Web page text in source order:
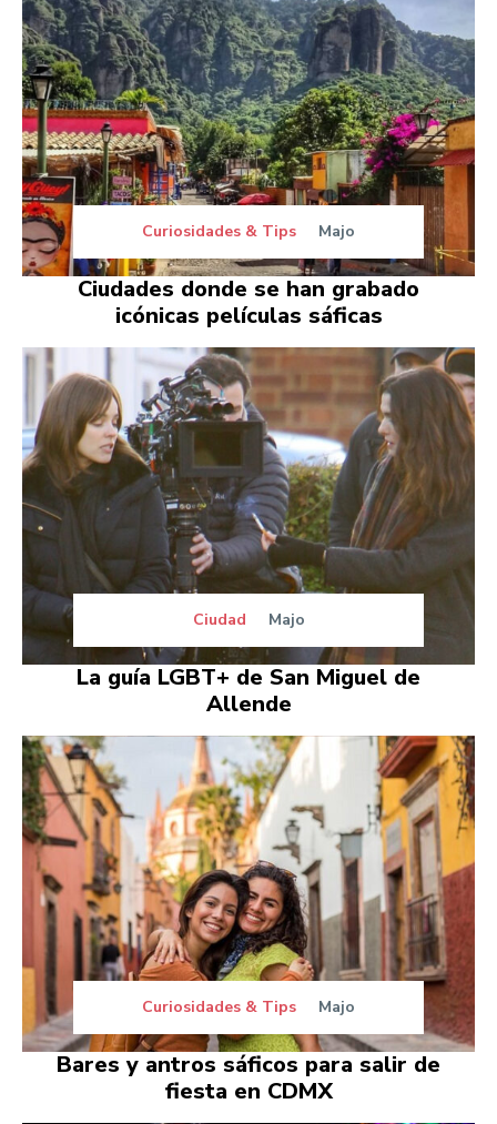
Curiosidades & Tips Majo
Ciudades donde se han grabado
icónicas películas sáficas
Ciudad Majo
La guía LGBT+ de San Miguel de
Allende
Curiosidades & Tips Majo
Bares y antros sáficos para salir de
fiesta en CDMX